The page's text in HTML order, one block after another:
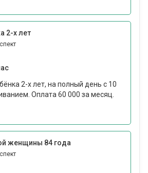
2-х лет
2-х лет, на полный день с 10
Оплата 60 000 за месяц.
женщины 84 года